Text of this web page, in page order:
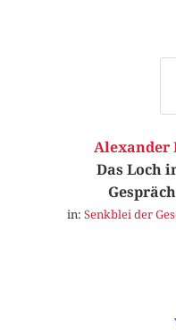
Alexander
Das Loch
in: Senkblei der